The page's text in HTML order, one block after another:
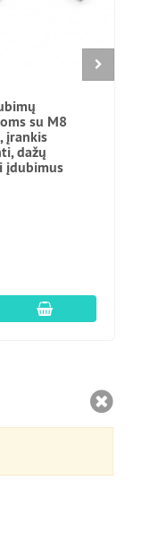
su M8
įrankis
dažų
įdubimus
Įdėti į krepšį